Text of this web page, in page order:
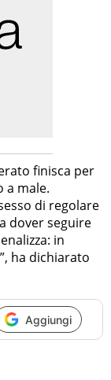
finisca per
a male.
di regolare
dover seguire
in
ha dichiarato
Aggiungi